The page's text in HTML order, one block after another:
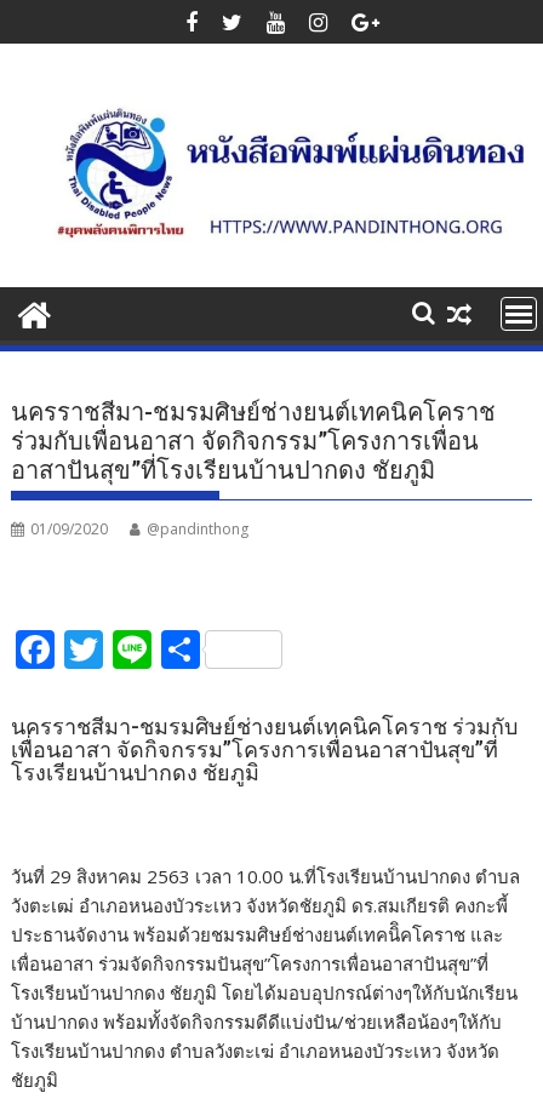
to
นครราชสีมา-ชมรมศิษย์ช่างยนต์เทคนิคโคราช
ร่วมกับเพื่อนอาสา จัดกิจกรรม”โครงการเพื่อน
อาสาปันสุข”ที่โรงเรียนบ้านปากดง ชัยภูมิ
01/09/2020 @pandinthong
F
e
b
k
T
itt
er
Li
e
S
ar
e
นครราชสีมา-ชมรมศิษย์ช่างยนต์เทคนิคโคราช ร่วมกับ
เพื่อนอาสา จัดกิจกรรม”โครงการเพื่อนอาสาปันสุข”ที่
โรงเรียนบ้านปากดง ชัยภูมิ
วันที่ 29 สิงหาคม 2563 เวลา 10.00 น.ที่โรงเรียนบ้านปากดง ตำบล
วังตะเฒ่ อำเภอหนองบัวระเหว จังหวัดชัยภูมิ ดร.สมเกียรติ คงกะพี้
ประธานจัดงาน พร้อมด้วยชมรมศิษย์ช่างยนต์เทคนิิคโคราช และ
เพื่อนอาสา ร่วมจัดกิจกรรมปันสุข”โครงการเพื่อนอาสาปันสุข”ที่
โรงเรียนบ้านปากดง ชัยภูมิ โดยได้มอบอุปกรณ์ต่างๆให้กับนักเรียน
บ้านปากดง พร้อมทั้งจัดกิจกรรมดีดีแบ่งปัน/ช่วยเหลือน้องๆให้กับ
โรงเรียนบ้านปากดง ตำบลวังตะเฆ่ อำเภอหนองบัวระเหว จังหวัด
ชัยภูมิ